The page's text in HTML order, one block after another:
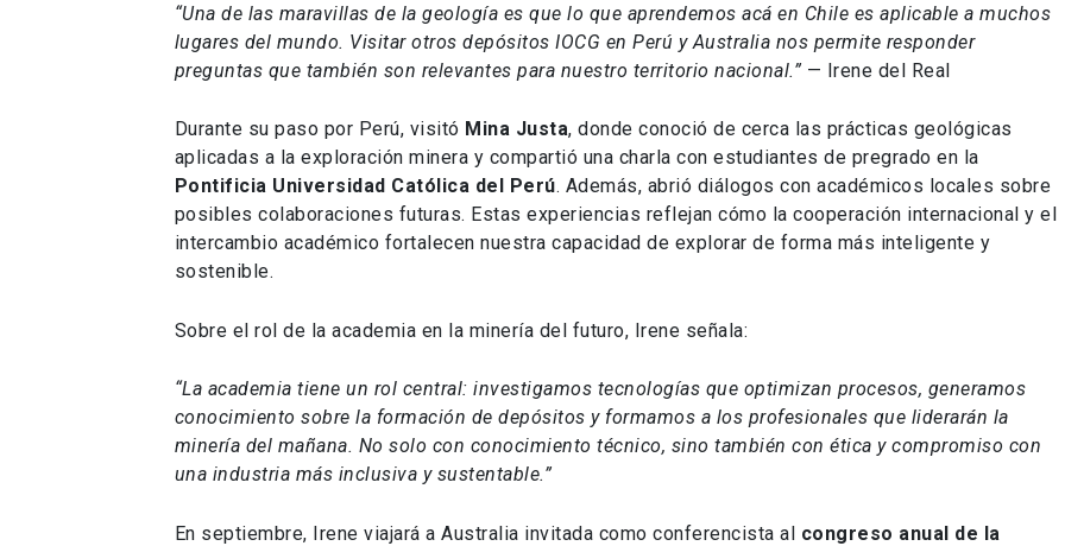
“Una de las maravillas de la geología es que lo que aprendemos acá en Chile es aplicable a muchos
lugares del mundo. Visitar otros depósitos IOCG en Perú y Australia nos permite responder
preguntas que también son relevantes para nuestro territorio nacional.” — Irene del Real
Durante su paso por Perú, visitó Mina Justa, donde conoció de cerca las prácticas geológicas
aplicadas a la exploración minera y compartió una charla con estudiantes de pregrado en la
Pontificia Universidad Católica del Perú. Además, abrió diálogos con académicos locales sobre
posibles colaboraciones futuras. Estas experiencias reflejan cómo la cooperación internacional y el
intercambio académico fortalecen nuestra capacidad de explorar de forma más inteligente y
sostenible.
Sobre el rol de la academia en la minería del futuro, Irene señala:
“La academia tiene un rol central: investigamos tecnologías que optimizan procesos, generamos
conocimiento sobre la formación de depósitos y formamos a los profesionales que liderarán la
minería del mañana. No solo con conocimiento técnico, sino también con ética y compromiso con
una industria más inclusiva y sustentable.”
En septiembre, Irene viajará a Australia invitada como conferencista al congreso anual de la